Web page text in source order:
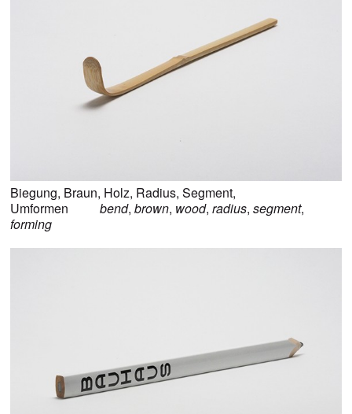
Biegung, Braun, Holz, Radius, Segment,
Umformen
bend, brown, wood, radius, segment,
forming